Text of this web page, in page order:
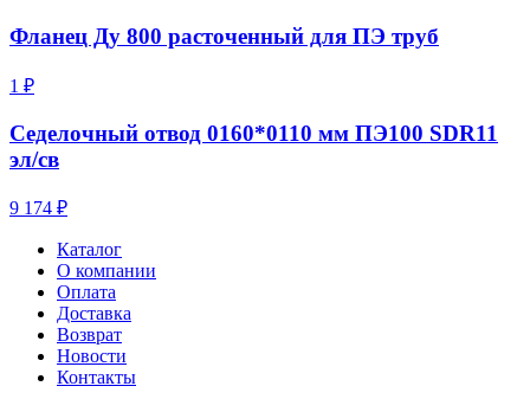
Фланец Ду 800 расточенный для ПЭ труб
1 ₽
Седелочный отвод 0160*0110 мм ПЭ100 SDR11
эл/св
9 174 ₽
Каталог
О компании
Оплата
Доставка
Возврат
Новости
Контакты